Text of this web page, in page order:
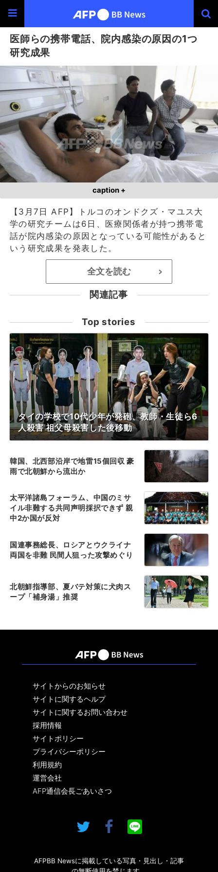
医師らの携帯電話、院内感染の原因の1つ
研究成果
caption +
【3月7日 AFP】トルコのオンドクズ・マユス大
学の研究チームは6日、医療関係者が持つ携帯電
話が院内感染の原因となっている可能性があると
いう研究成果を発表した。
全文を読む >
関連記事
Top stories
タイの学校で10代少年が発砲、教師・生徒ら6
人殺害 祖父母殺害した後移動
韓国、北西部沿岸で地雷15個回収 豪
雨で北朝鮮から流出か
太平洋諸島フォーラム、中国のミサ
イル非難する共同声明採択できず 親
中2か国が反対
国連事務総長、ロシアとウクライナ
両国を非難 民間人狙った攻撃めぐり
北朝鮮指導部、夏バテ対策に犬肉ス
ープ「補身湯」推奨
サイトからのお知らせ
サイトに関するヘルプ
サイトに関するお問い合わせ
採用情報
サイトポリシー
プライバシーポリシー
利用規約
運営会社
AFP通信会長ごあいさつ
AFPBB Newsに掲載している写真・見出し・記事